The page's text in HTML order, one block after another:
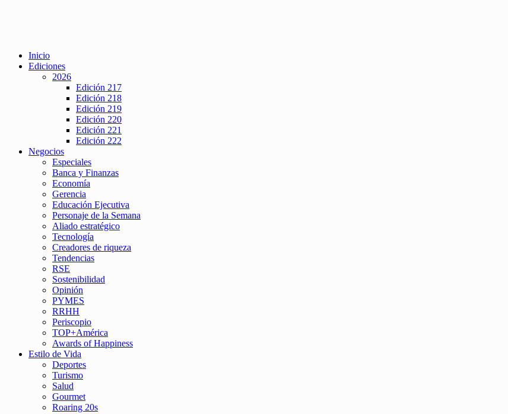
Inicio
Ediciones
2026
Edición 217
Edición 218
Edición 219
Edición 220
Edición 221
Edición 222
Negocios
Especiales
Banca y Finanzas
Economía
Gerencia
Educación Ejecutiva
Personaje de la Semana
Aliado estratégico
Tecnología
Creadores de riqueza
Tendencias
RSE
Sostenibilidad
Opinión
PYMES
RRHH
Periscopio
TOP+América
Awards of Happiness
Estilo de Vida
Deportes
Turismo
Salud
Gourmet
Roaring 20s